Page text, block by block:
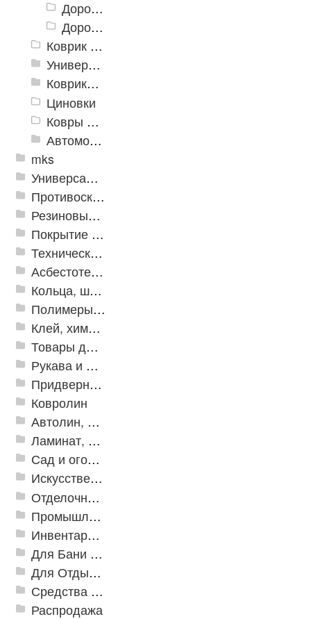
Дорожка «Лапша»
Дорожка «Кели»
Коврик флокированный
Универсальные коврики
Коврики хлопковые
Циновки
Ковры для детской
Автомобильные коврики
mks
Универсальные модульные покрытия
Противоскользящая защита для лестниц, профили, ленты
Резиновые и ПВХ дорожки
Покрытие из резиновой крошки
Техническая резина
Асбестотехнические и теплоизоляционные материалы
Кольца, шайбы, манжеты
Полимеры и пластики
Клей, химия, сопутствующие товары
Товары для дома
Рукава и шланги промышленные
Придверные решетки
Ковролин
Автолин, Транслин, Линолеум
Ламинат, Кварцвиниловая плитка SPC
Сад и огород
Искусственная трава
Отделочные профили
Промышленный текстиль
Инвентарь для клининга
Для Бани и Сауны
Для Отдыха и Пикника
Средства от насекомых и садовых вредителей
Распродажа